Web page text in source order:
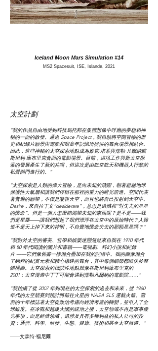
Iceland Moon Mars Simulation #14
MS2 Spacesuit, ISE, Islande, 2021
太空計劃
“我的作品自由地受到科技烏托邦在集體想像中呼應的夢想和神
秘的一面的啟發。通過 Space Project，我自願將空間冒險的歷
史和紀錄片願景與電影和我童年記憶所提供的舞台場景相結合。
因此，這些神秘的太空探索地點成為雅克·塔蒂與儒勒·凡爾納或
斯坦利·庫布里克會面的電影場景。目前，這項工作與新太空探
索的發展產生了新的共鳴，但這次是由航空航天和機器人行業的
私營部門進行的。”
“太空探索是人類的偉大冒險，是向未知的飛躍，朝著超越地球
保護性大氣層和讓我們停留在那裡的重力的暗光前進。空間代表
著普遍的願望，不僅是凝視天空，而且也將自己投射到天空中。
Desire，來自拉丁文“desiderare”，意思是遺憾和“對失去的星星
的懷念”。但是一個人怎麼能渴望未知的東西呢？是不是——我
們是星塵——讓我們想起了我們漂浮在太空中的原始時代？人難
道不是天上掉下來的神明，不自覺地懷念失去的那顆星星嗎？”
“我對外太空的審美、哲學和娛樂迷戀無疑來自我在 1970 年代
和 80 年代閱讀的圖片和書籍——電視劇、科幻小說和紀錄
片 ——它們像舊書一樣混合疊加在我的記憶中。我的圖像混合
了純粹的紀實元素和精心構建的舞台，其中每個細節都取決於整
體構圖。太空探索的標誌性地點就像在斯坦利庫布里克的
2001：太空漫遊中丁丁可能會遇到儒勒凡爾納的電影院……”
“我拍攝了從 2007 年到現在的太空探索的過去和未來，從 1960
年代的太空競賽到預計將前往火星的 NASA SLS 運載火箭。當
前的十年標誌著太空從政治考慮向經濟考慮的轉變，並引入了全
球維度。在冷戰和超級大國的統治之後，太空領域不再是軍事優
先事項，而是經濟領域，還涉及具有多種利益的私人公司的投
資：通信、科學、研發、生態、健康、技術和甚至太空旅遊。”
——文森特·福尼爾